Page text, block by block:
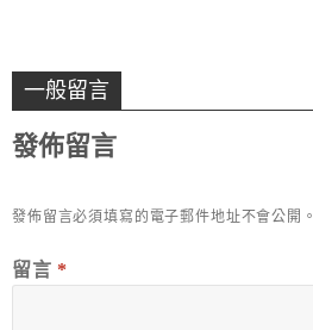
一般留言
發佈留言
發佈留言必須填寫的電子郵件地址不會公開。
留言 *